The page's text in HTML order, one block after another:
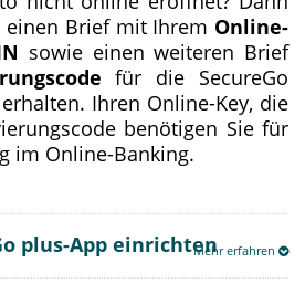
einen Brief mit Ihrem Online-
sowie einen weiteren Brief
für die SecureGo
Ihren Online-Key, die
benötigen Sie für
im Online-Banking.
plus-App einrichten